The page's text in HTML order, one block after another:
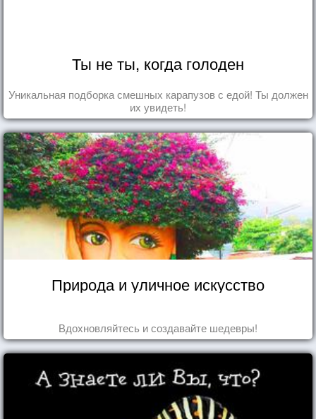
Ты не ты, когда голоден
Уникальная подборка смешных карапузов с едой! Ты должен
их увидеть!
Природа и уличное искусство
Вдохновляйтесь и создавайте шедевры!